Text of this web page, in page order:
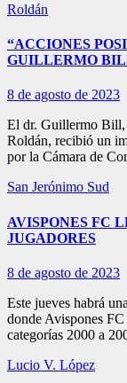
Roldán
“ACCIONES
GUILLERMO
8 de agosto de 2023
El dr. Guillermo Bill,
Roldán, recibió un
por la Cámara de
San Jerónimo Sud
AVISPONES FC
JUGADORES
8 de agosto de 2023
Este jueves habrá
donde Avispones
categorías 2000 a
Lucio V. López